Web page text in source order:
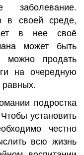
заболевание.
в своей среде,
в нее своё
может быть
продать
на очередную
подростка
установить
честно
всю жизнь